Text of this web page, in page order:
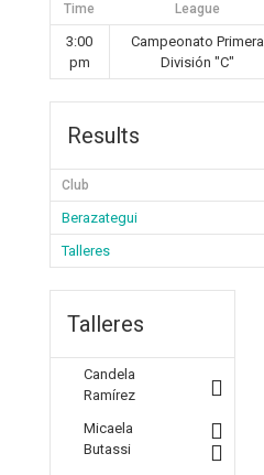
Time League
3:00
pm
Campeonato Primera
División "C"
Results
Club
Berazategui
Talleres
Talleres
Candela
Ramírez
Micaela
Butassi